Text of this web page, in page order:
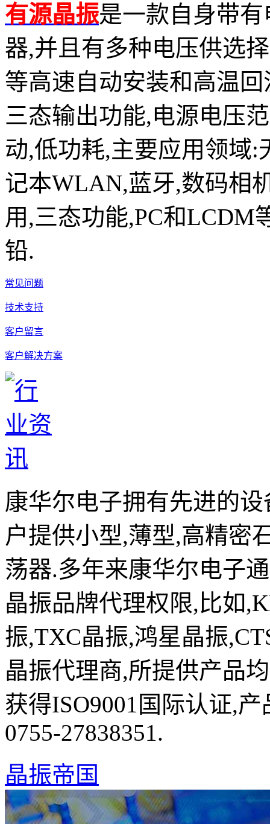
有源晶振是一款自身带
器,并且有多种电压供选
等高速自动安装和高温
三态输出功能,电源电压
动,低功耗,主要应用领域
记本WLAN,蓝牙,数码相
用,三态功能,PC和LCDM
铅.
常见问题
技术支持
客户留言
客户解决方案
康华尔电子拥有先进的
户提供小型,薄型,高精密
荡器.多年来康华尔电子
晶振品牌代理权限,比如
振,TXC晶振,鸿星晶振
晶振代理商,所提供产品
获得ISO9001国际认证,
0755-27838351.
晶振帝国